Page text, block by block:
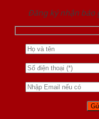
Đăng ký nhận